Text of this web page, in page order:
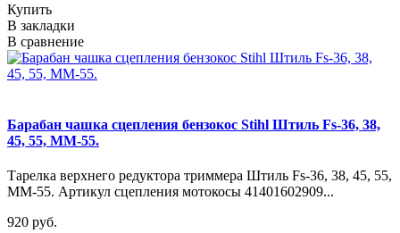
Купить
В закладки
В сравнение
Барабан чашка сцепления бензокос Stihl Штиль Fs-36, 38,
45, 55, MM-55.
Тарелка верхнего редуктора триммера Штиль Fs-36, 38, 45, 55,
MM-55. Артикул сцепления мотокосы 41401602909...
920 руб.